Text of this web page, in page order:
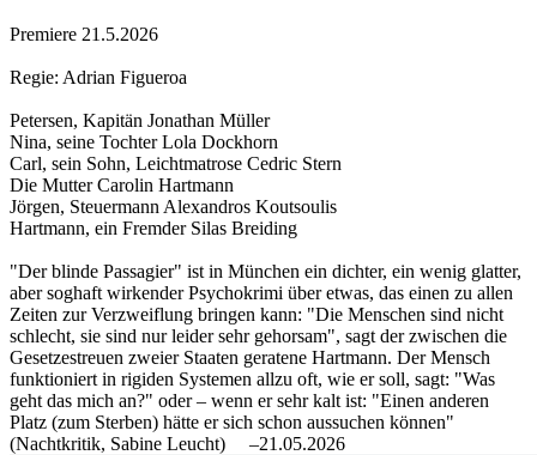
Premiere 21.5.2026
Regie: Adrian Figueroa
Petersen, Kapitän Jonathan Müller
Nina, seine Tochter Lola Dockhorn
Carl, sein Sohn, Leichtmatrose Cedric Stern
Die Mutter Carolin Hartmann
Jörgen, Steuermann Alexandros Koutsoulis
Hartmann, ein Fremder Silas Breiding
"Der blinde Passagier" ist in München ein dichter, ein wenig glatter,
aber soghaft wirkender Psychokrimi über etwas, das einen zu allen
Zeiten zur Verzweiflung bringen kann: "Die Menschen sind nicht
schlecht, sie sind nur leider sehr gehorsam", sagt der zwischen die
Gesetzestreuen zweier Staaten geratene Hartmann. Der Mensch
funktioniert in rigiden Systemen allzu oft, wie er soll, sagt: "Was
geht das mich an?" oder – wenn er sehr kalt ist: "Einen anderen
Platz (zum Sterben) hätte er sich schon aussuchen können"
(Nachtkritik, Sabine Leucht) –21.05.2026